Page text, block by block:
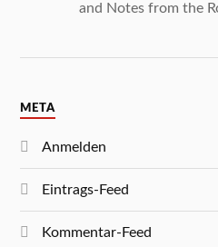
and Notes from the
META
Anmelden
Eintrags-Feed
Kommentar-Feed